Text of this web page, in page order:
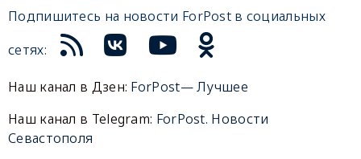
Подпишитесь на новости ForPost в социальных
сетях:
Наш канал в Дзен: ForPost— Лучшее
Наш канал в Telegram: ForPost. Новости
Севастополя